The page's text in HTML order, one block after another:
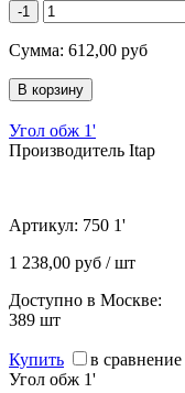
-1
Сумма: 612,00 руб
Угол обж 1'
Производитель Itap
Артикул: 750 1'
1 238,00 руб / шт
Доступно в Москве:
389 шт
Купить в сравнение
Угол обж 1'